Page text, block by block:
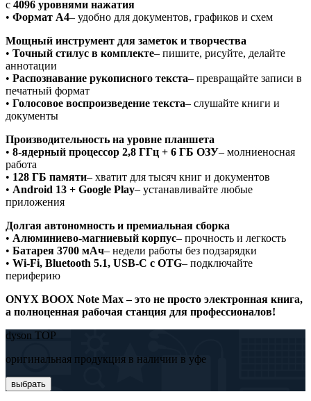
с 4096 уровнями нажатия
• Формат А4– удобно для документов, графиков и схем
Мощный инструмент для заметок и творчества
• Точный стилус в комплекте– пишите, рисуйте, делайте
аннотации
• Распознавание рукописного текста– превращайте записи в
печатный формат
• Голосовое воспроизведение текста– слушайте книги и
документы
Производительность на уровне планшета
• 8-ядерный процессор 2,8 ГГц + 6 ГБ ОЗУ– молниеносная
работа
• 128 ГБ памяти– хватит для тысяч книг и документов
• Android 13 + Google Play– устанавливайте любые
приложения
Долгая автономность и премиальная сборка
• Алюминиево-магниевый корпус– прочность и легкость
• Батарея 3700 мАч– недели работы без подзарядки
• Wi-Fi, Bluetooth 5.1, USB-C с OTG– подключайте
периферию
ONYX BOOX Note Max – это не просто электронная книга,
а полноценная рабочая станция для профессионалов!
dyson TOP
оригинальная продукция в наличии в уфе
выбрать